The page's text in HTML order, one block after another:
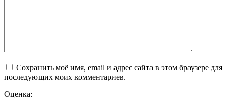
Сохранить моё имя, email и адрес сайта в этом браузере для
последующих моих комментариев.
Оценка: